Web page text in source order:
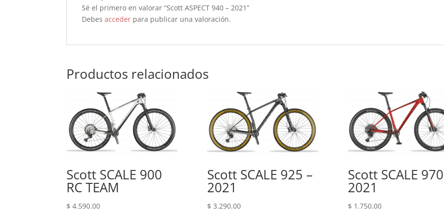
Sé el primero en valorar “Scott ASPECT 940 – 2021”
Debesacceder para publicar una valoración.
Productos relacionados
Scott SCALE 900
RC TEAM
$ 4.590.00
Scott SCALE 925 –
2021
$ 3.290.00
Scott SCALE
2021
$ 1.750.00